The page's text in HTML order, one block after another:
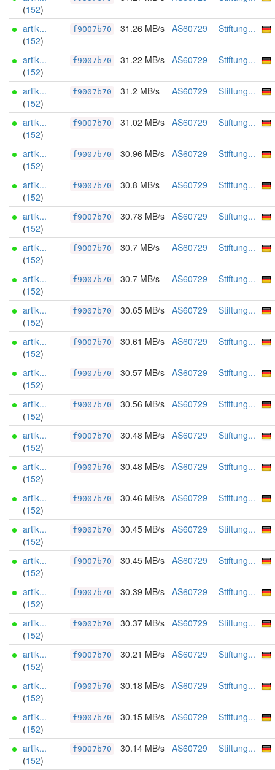
(152)
artik...
(152)
f9007b70 31.26 MB/s AS60729 Stiftung...
artik...
(152)
f9007b70 31.22 MB/s AS60729 Stiftung...
artik...
(152)
f9007b70 31.2 MB/s AS60729 Stiftung...
artik...
(152)
f9007b70 31.02 MB/s AS60729 Stiftung...
artik...
(152)
f9007b70 30.96 MB/s AS60729 Stiftung...
artik...
(152)
f9007b70 30.8 MB/s AS60729 Stiftung...
artik...
(152)
f9007b70 30.78 MB/s AS60729 Stiftung...
artik...
(152)
f9007b70 30.7 MB/s AS60729 Stiftung...
artik...
(152)
f9007b70 30.7 MB/s AS60729 Stiftung...
artik...
(152)
f9007b70 30.65 MB/s AS60729 Stiftung...
artik...
(152)
f9007b70 30.61 MB/s AS60729 Stiftung...
artik...
(152)
f9007b70 30.57 MB/s AS60729 Stiftung...
artik...
(152)
f9007b70 30.56 MB/s AS60729 Stiftung...
artik...
(152)
f9007b70 30.48 MB/s AS60729 Stiftung...
artik...
(152)
f9007b70 30.48 MB/s AS60729 Stiftung...
artik...
(152)
f9007b70 30.46 MB/s AS60729 Stiftung...
artik...
(152)
f9007b70 30.45 MB/s AS60729 Stiftung...
artik...
(152)
f9007b70 30.45 MB/s AS60729 Stiftung...
artik...
(152)
f9007b70 30.39 MB/s AS60729 Stiftung...
artik...
(152)
f9007b70 30.37 MB/s AS60729 Stiftung...
artik...
(152)
f9007b70 30.21 MB/s AS60729 Stiftung...
artik...
(152)
f9007b70 30.18 MB/s AS60729 Stiftung...
artik...
(152)
f9007b70 30.15 MB/s AS60729 Stiftung...
artik...
(152)
f9007b70 30.14 MB/s AS60729 Stiftung...